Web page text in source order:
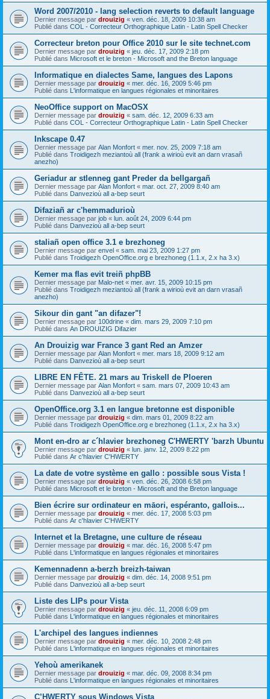
Word 2007/2010 - lang selection reverts to default language
Dernier message par drouizig « ven. déc. 18, 2009 10:38 am
Publié dans COL - Correcteur Orthographique Latin - Latin Spell Checker
Correcteur breton pour Office 2010 sur le site technet.com
Dernier message par drouizig « jeu. déc. 17, 2009 2:18 pm
Publié dans Microsoft et le breton - Microsoft and the Breton language
Informatique en dialectes Same, langues des Lapons
Dernier message par drouizig « mer. déc. 16, 2009 5:46 pm
Publié dans L'informatique en langues régionales et minoritaires
NeoOffice support on MacOSX
Dernier message par drouizig « sam. déc. 12, 2009 6:33 am
Publié dans COL - Correcteur Orthographique Latin - Latin Spell Checker
Inkscape 0.47
Dernier message par Alan Monfort « mer. nov. 25, 2009 7:18 am
Publié dans Troidigezh meziantoù all (frank a wirioù evit an darn vrasañ
anezho)
Geriadur ar stlenneg gant Preder da bellgargañ
Dernier message par Alan Monfort « mar. oct. 27, 2009 8:40 am
Publié dans Danvezioù all a-bep seurt
Difaziañ ar c'hemmadurioù
Dernier message par job « lun. août 24, 2009 6:44 pm
Publié dans Danvezioù all a-bep seurt
staliañ open office 3.1 e brezhoneg
Dernier message par envel « sam. mai 23, 2009 1:27 pm
Publié dans Troidigezh OpenOffice.org e brezhoneg (1.1.x, 2.x ha 3.x)
Kemer ma flas evit treiñ phpBB
Dernier message par Malo-net « mer. avr. 15, 2009 10:15 pm
Publié dans Troidigezh meziantoù all (frank a wirioù evit an darn vrasañ
anezho)
Sikour din gant "an difazer"!
Dernier message par 100drine « dim. mars 29, 2009 7:10 pm
Publié dans An DROUIZIG Difazier
An Drouizig war France 3 gant Red an Amzer
Dernier message par Alan Monfort « mer. mars 18, 2009 9:12 am
Publié dans Danvezioù all a-bep seurt
LIBRE EN FÊTE. 21 mars au Triskell de Ploeren
Dernier message par Alan Monfort « sam. mars 07, 2009 10:43 am
Publié dans Danvezioù all a-bep seurt
OpenOffice.org 3.1 en langue bretonne est disponible
Dernier message par drouizig « dim. mars 01, 2009 8:22 am
Publié dans Troidigezh OpenOffice.org e brezhoneg (1.1.x, 2.x ha 3.x)
Mont en-dro ar c´hlavier brezhoneg C'HWERTY 'barzh Ubuntu
Dernier message par drouizig « lun. janv. 12, 2009 8:22 pm
Publié dans Ar c'hlavier C'HWERTY
La date de votre système en gallo : possible sous Vista !
Dernier message par drouizig « ven. déc. 26, 2008 6:58 pm
Publié dans Microsoft et le breton - Microsoft and the Breton language
Bien écrire sur ordinateur en māori, espéranto, gallois...
Dernier message par drouizig « mer. déc. 17, 2008 5:03 pm
Publié dans Ar c'hlavier C'HWERTY
Internet et la Bretagne, une culture de réseau
Dernier message par drouizig « mar. déc. 16, 2008 5:47 pm
Publié dans L'informatique en langues régionales et minoritaires
Kemennadenn a-berzh breizh-taiwan
Dernier message par drouizig « dim. déc. 14, 2008 9:51 pm
Publié dans Danvezioù all a-bep seurt
Liste des LIPs pour Vista
Dernier message par drouizig « jeu. déc. 11, 2008 6:09 pm
Publié dans L'informatique en langues régionales et minoritaires
L'archipel des langues indiennes
Dernier message par drouizig « mer. déc. 10, 2008 2:48 pm
Publié dans L'informatique en langues régionales et minoritaires
Yehoù amerikanek
Dernier message par drouizig « mar. déc. 09, 2008 8:34 pm
Publié dans L'informatique en langues régionales et minoritaires
C’HWERTY sous Windows Vista